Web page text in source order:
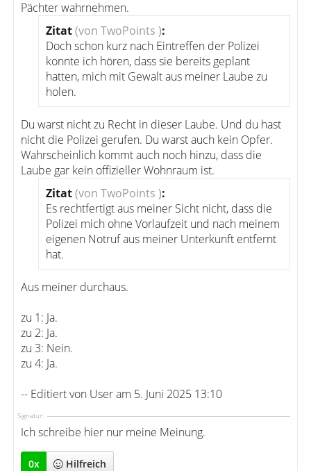
Pächter wahrnehmen.
Zitat(von TwoPoints ):
Doch schon kurz nach Eintreffen der Polizei
konnte ich hören, dass sie bereits geplant
hatten, mich mit Gewalt aus meiner Laube zu
holen.
Du warst nicht zu Recht in dieser Laube. Und du hast
nicht die Polizei gerufen. Du warst auch kein Opfer.
Wahrscheinlich kommt auch noch hinzu, dass die
Laube gar kein offizieller Wohnraum ist.
Zitat(von TwoPoints ):
Es rechtfertigt aus meiner Sicht nicht, dass die
Polizei mich ohne Vorlaufzeit und nach meinem
eigenen Notruf aus meiner Unterkunft entfernt
hat.
Aus meiner durchaus.
zu 1: Ja.
zu 2: Ja.
zu 3: Nein.
zu 4: Ja.
-- Editiert von User am 5. Juni 2025 13:10
Signatur:
Ich schreibe hier nur meine Meinung.
0x Hilfreich